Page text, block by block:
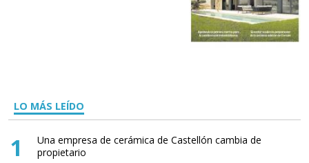
LO MÁS LEÍDO
1
Una empresa de cerámica de Castellón cambia de
propietario